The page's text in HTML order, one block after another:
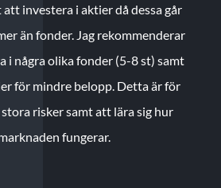
investera i aktier då dessa går
än fonder. Jag rekommenderar
i några olika fonder (5-8 st) samt
för mindre belopp. Detta är för
risker samt att lära sig hur
fungerar.